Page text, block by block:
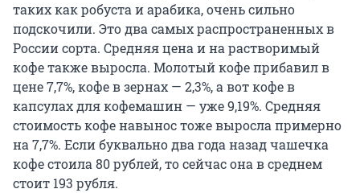
таких как робуста и арабика, очень сильно
подскочили. Это два самых распространенных в
России сорта. Средняя цена и на растворимый
кофе также выросла. Молотый кофе прибавил в
цене 7,7%, кофе в зернах — 2,3%, а вот кофе в
капсулах для кофемашин — уже 9,19%. Средняя
стоимость кофе навынос тоже выросла примерно
на 7,7%. Если буквально два года назад чашечка
кофе стоила 80 рублей, то сейчас она в среднем
стоит 193 рубля.